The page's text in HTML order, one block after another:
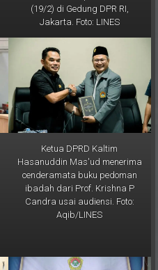
Jakarta. Foto: LINES
Ketua DPRD Kaltim
Hasanuddin Mas'ud menerima
cenderamata buku pedoman
ibadah dari Prof. Krishna P
Candra usai audiensi. Foto:
Aqib/LINES